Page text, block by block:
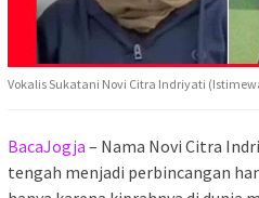
Vokalis Sukatani Novi Citra Indriyati
BacaJogja – Nama Novi Citra
tengah menjadi perbincangan